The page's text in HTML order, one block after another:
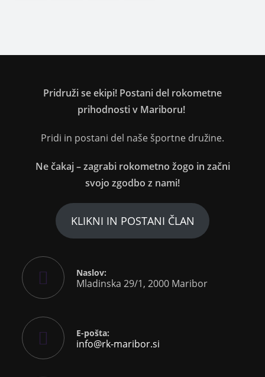
Pridruži se ekipi! Postani del rokometne
prihodnosti v Mariboru!
Pridi in postani del naše športne družine.
Ne čakaj – zagrabi rokometno žogo in začni
svojo zgodbo z nami!
KLIKNI IN POSTANI ČLAN
Naslov:
Mladinska 29/1, 2000 Maribor
E-pošta:
info@rk-maribor.si